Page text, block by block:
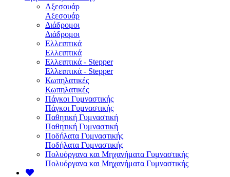
Αξεσουάρ
Αξεσουάρ
Διάδρομοι
Διάδρομοι
Ελλειπτικά
Ελλειπτικά
Ελλειπτικά - Stepper
Ελλειπτικά - Stepper
Κωπηλατικές
Κωπηλατικές
Πάγκοι Γυμναστικής
Πάγκοι Γυμναστικής
Παθητική Γυμναστική
Παθητική Γυμναστική
Ποδήλατα Γυμναστικής
Ποδήλατα Γυμναστικής
Πολυόργανα και Μηχανήματα Γυμναστικής
Πολυόργανα και Μηχανήματα Γυμναστικής